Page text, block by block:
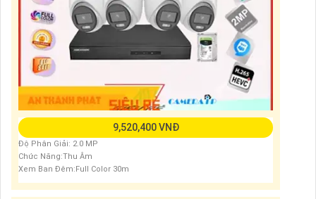
9,520,400 VNĐ
Độ Phân Giải: 2.0 MP
Chức Năng:Thu Âm
Xem Ban Đêm:Full Color 30m